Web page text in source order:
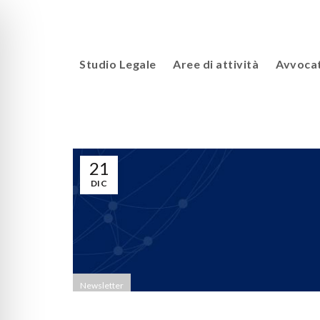
Studio Legale Aree di attività
21
DIC
Newsletter